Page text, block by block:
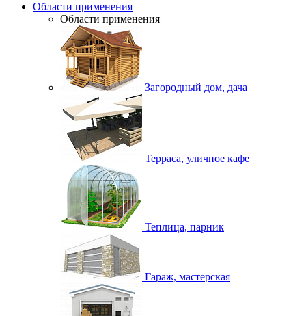
Области применения
Области применения
Загородный дом, дача
Терраса, уличное кафе
Теплица, парник
Гараж, мастерская